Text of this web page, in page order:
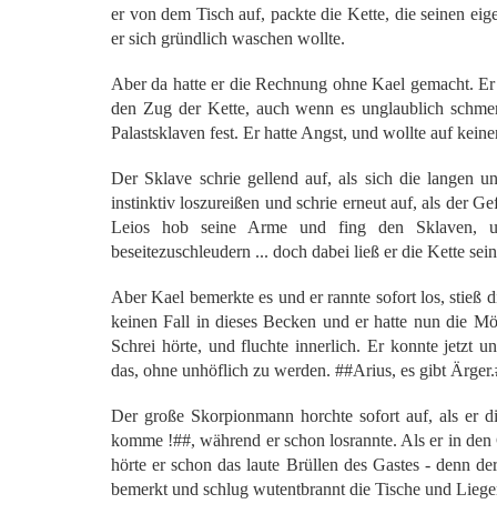
er von dem Tisch auf, packte die Kette, die seinen
er sich gründlich waschen wollte.
Aber da hatte er die Rechnung ohne Kael gemacht.
den Zug der Kette, auch wenn es unglaublich
Palastsklaven fest. Er hatte Angst, und wollte auf
Der Sklave schrie gellend auf, als sich die langen
instinktiv loszureißen und schrie erneut auf, als der
Leios hob seine Arme und fing den Sklaven,
beseitezuschleudern ... doch dabei ließ er die Kette
Aber Kael bemerkte es und er rannte sofort los, stieß
keinen Fall in dieses Becken und er hatte nun die
Schrei hörte, und fluchte innerlich. Er konnte jetzt
das, ohne unhöflich zu werden. ##Arius, es gibt
Der große Skorpionmann horchte sofort auf, als er
komme !##, während er schon losrannte. Als er in
hörte er schon das laute Brüllen des Gastes - denn
bemerkt und schlug wutentbrannt die Tische und